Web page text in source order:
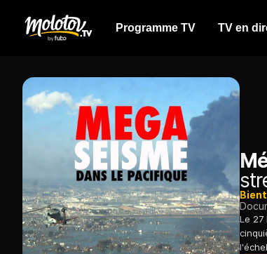
Programme TV TV en
Le 27